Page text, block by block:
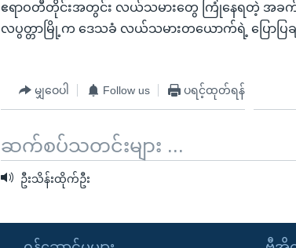
ဧရာဝတီတိုင်းအတွင်း လယ်သမားတွေ ကြုံနေရတဲ့
လပွတ္တာမြို့က ဒေသခံ လယ်သမားတယောက်ရဲ့ ပြောပြခ
မျှဝေပါ Follow us ပရင့်ထုတ်ရန်
ဆက်စပ်သတင်းများ ...
ဦးသိန်းထိုက်ဦး